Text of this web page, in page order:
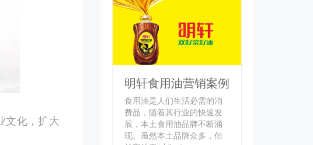
文化，扩大
明轩食用油营销案例
食用油是人们生活必需的消
费品，随着其行业的快速发
展，本土食用油品牌不断涌
现。虽然本土品牌众多，但